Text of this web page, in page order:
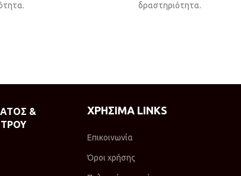
δραστηριότητα.
&
ΧΡΗΣΙΜΑ LINKS
Επικοινωνία
Όροι χρήσης